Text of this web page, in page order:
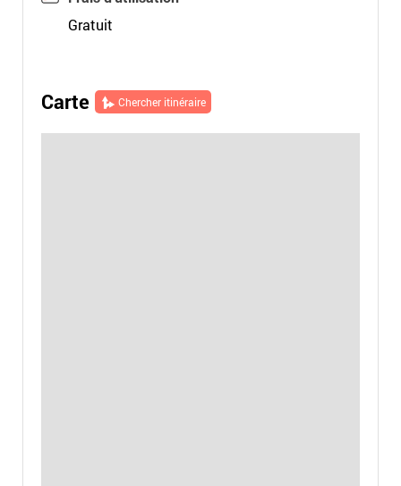
Gratuit
Carte Chercher itinéraire